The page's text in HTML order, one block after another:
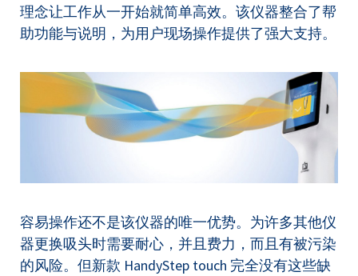
理念让工作从一开始就简单高效。该仪器整合了帮
助功能与说明，为用户现场操作提供了强大支持。
容易操作还不是该仪器的唯一优势。为许多其他仪
器更换吸头时需要耐心，并且费力，而且有被污染
的风险。但新款 HandyStep touch 完全没有这些缺